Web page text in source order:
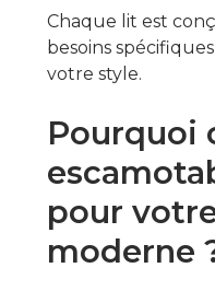
Chaque lit est
besoins
votre style.
Pourquoi
pour
moderne